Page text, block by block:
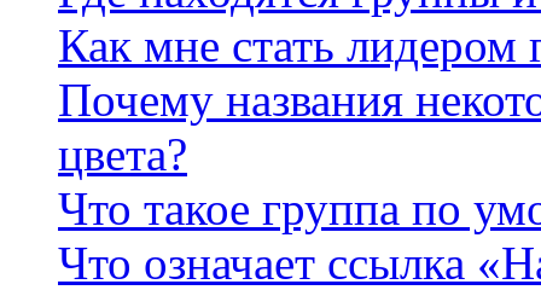
Как мне стать лидером
Почему названия
цвета?
Что такое группа по
Что означает ссылка